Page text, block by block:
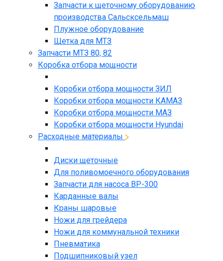
Запчасти к щеточному оборудованию
производства Сальсксельмаш
Плужное оборудование
Щетка для МТЗ
Запчасти МТЗ 80, 82
Коробка отбора мощности
Коробки отбора мощности ЗИЛ
Коробки отбора мощности КАМАЗ
Коробки отбора мощности МАЗ
Коробки отбора мощности Hyundai
Расходные материалы
Диски щеточные
Для поливомоечного оборудования
Запчасти для насоса BP-300
Карданные валы
Краны шаровые
Ножи для грейдера
Ножи для коммунальной техники
Пневматика
Подшипниковый узел